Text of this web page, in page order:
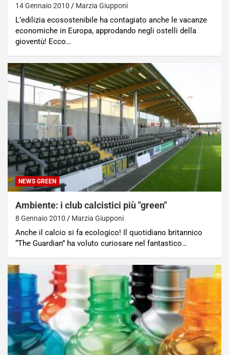
14 Gennaio 2010 Marzia Giupponi
L’edilizia ecosostenibile ha contagiato anche le vacanze
economiche in Europa, approdando negli ostelli della
gioventù! Ecco…
NEWS GREEN
Ambiente: i club calcistici più "green"
8 Gennaio 2010 Marzia Giupponi
Anche il calcio si fa ecologico! Il quotidiano britannico
“The Guardian” ha voluto curiosare nel fantastico…